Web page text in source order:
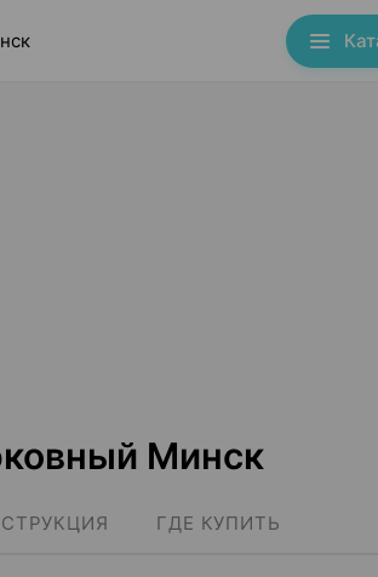
Минск
ГДЕ КУПИТЬ